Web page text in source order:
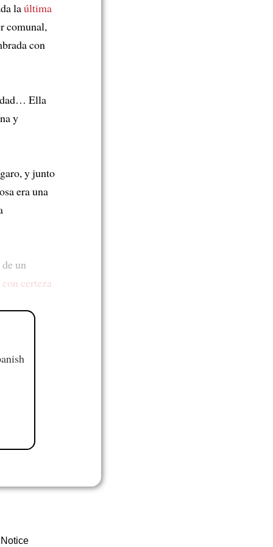
laúltima
comunal,
con
Ella
y
y junto
era una
un
certeza